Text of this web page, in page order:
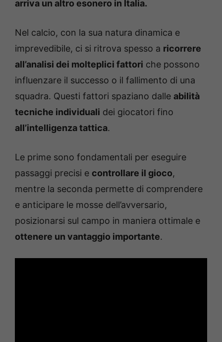
arriva un altro esonero in Italia.
Nel calcio, con la sua natura dinamica e
imprevedibile, ci si ritrova spesso a ricorrere
all’analisi dei molteplici fattori che possono
influenzare il successo o il fallimento di una
squadra. Questi fattori spaziano dalle abilità
tecniche individuali dei giocatori fino
all’intelligenza tattica.
Le prime sono fondamentali per eseguire
passaggi precisi e controllare il gioco,
mentre la seconda permette di comprendere
e anticipare le mosse dell’avversario,
posizionarsi sul campo in maniera ottimale e
ottenere un vantaggio importante.